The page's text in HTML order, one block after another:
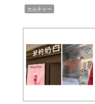
カルチャー